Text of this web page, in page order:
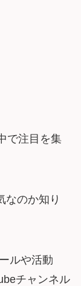
で注目を集
なのか知り
ルや活動
チャンネル